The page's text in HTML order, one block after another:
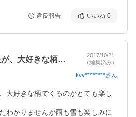
違反報告 いいね 0
傘は凄く悩みましたが、大好きな柄でくる…
2017/10/21
（編集済み）
kvv********さん
大好きな柄でくるのがとても楽し
わかりませんが雨も雪も楽しみに